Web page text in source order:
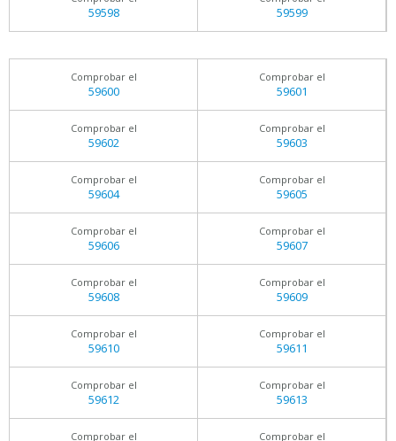
59598 59599
Comprobar el
59600
Comprobar el
59601
Comprobar el
59602
Comprobar el
59603
Comprobar el
59604
Comprobar el
59605
Comprobar el
59606
Comprobar el
59607
Comprobar el
59608
Comprobar el
59609
Comprobar el
59610
Comprobar el
59611
Comprobar el
59612
Comprobar el
59613
Comprobar el Comprobar el